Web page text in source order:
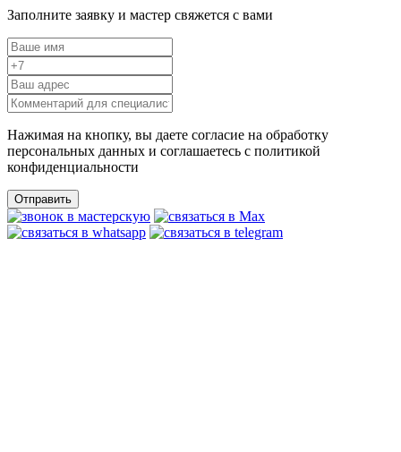
Заполните заявку и мастер свяжется с вами
Нажимая на кнопку, вы даете согласие на обработку
персональных данных и соглашаетесь c политикой
конфиденциальности
Отправить